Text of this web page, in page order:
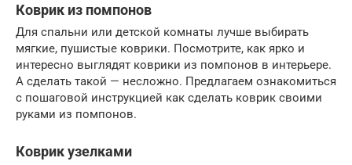
Коврик из помпонов
Для спальни или детской комнаты лучше выбирать
мягкие, пушистые коврики. Посмотрите, как ярко и
интересно выглядят коврики из помпонов в интерьере.
А сделать такой — несложно. Предлагаем ознакомиться
с пошаговой инструкцией как сделать коврик своими
руками из помпонов.
Коврик узелками